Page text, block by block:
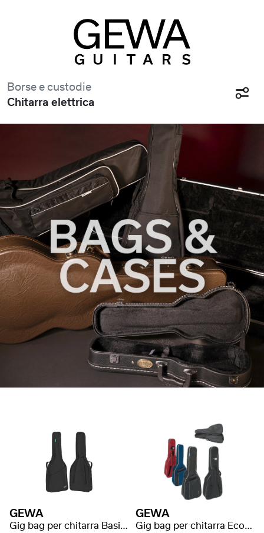
Borse e custodie
Chitarra elettrica
GEWA
Gig bag per chitarra Basic 5
GEWA
Gig bag per chitarra Economy 12